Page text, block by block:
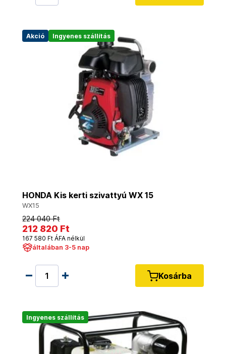
Akció Ingyenes szállítás
HONDA Kis kerti szivattyú WX 15
WX15
224 040 Ft
212 820 Ft
167 580 Ft ÁFA nélkül
általában 3-5 nap
Kosárba
Ingyenes szállítás